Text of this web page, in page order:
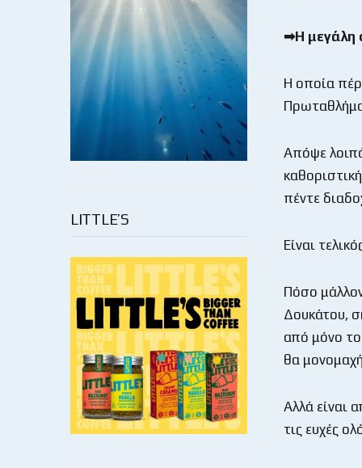
LITTLE’S
➡Η μεγάλη
Η οποία
Απόψε
πέντε
Είναι
Πόσο
Δουκάτου,
από μόνο
θα
Αλλά είναι
τις ευχές